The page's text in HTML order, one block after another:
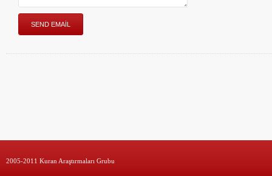
2005-2011 Kuran Araştırmaları Grubu